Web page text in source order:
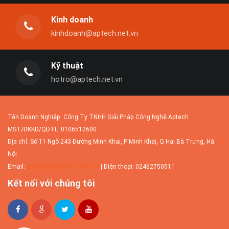
Sau khi website được xây dựng xong và đi
vào hoạt động, doanh...
Nâng cấp website
Các website được thiết kế không theo
Người Việt làm website về virus Corona trong 12
tiếng
Kinh doanh
kinhdoanh@aptech.net.vn
Kỹ thuật
hotro@aptech.net.vn
Tên Doanh Nghiệp: Công Ty TNHH Giải Pháp Công Nghệ Aptech
MST/ĐKKD/QĐTL: 0106512600
Địa chỉ: Số 11 Ngõ 243 Đường Minh Khai, P Minh Khai, Q Hai Bà Trưng, Hà
Nội
Email: info@aptech.net.vn | Điện thoại: 02462750511
Kết nối với chúng tôi